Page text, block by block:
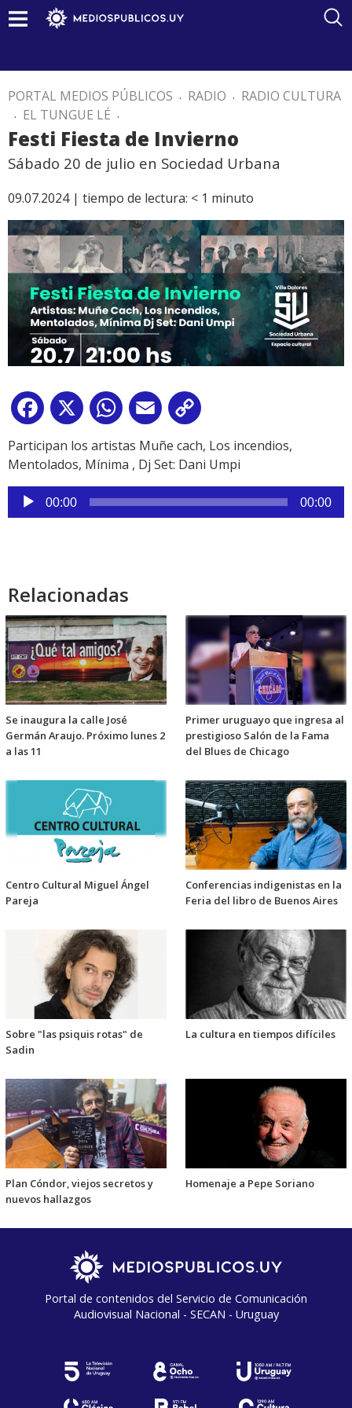
PORTAL MEDIOS PÚBLICOS . RADIO . RADIO CULTURA
. EL TUNGUE LÉ .
Festi Fiesta de Invierno
Sábado 20 de julio en Sociedad Urbana
09.07.2024 | tiempo de lectura: < 1 minuto
Facebook
X WhatsApp
Email
Link
Participan los artistas Muñe cach, Los incendios,
Mentolados, Mínima , Dj Set: Dani Umpi
Reproductor
de
00:00 00:00
Relacionadas
Se inaugura la calle José
Germán Araujo. Próximo lunes 2
a las 11
Primer uruguayo que ingresa al
prestigioso Salón de la Fama
del Blues de Chicago
Centro Cultural Miguel Ángel
Pareja
Conferencias indigenistas en la
Feria del libro de Buenos Aires
Sobre "las psiquis rotas" de
Sadin
La cultura en tiempos difíciles
Plan Cóndor, viejos secretos y
nuevos hallazgos
Homenaje a Pepe Soriano
Portal de contenidos del Servicio de Comunicación
Audiovisual Nacional - SECAN - Uruguay